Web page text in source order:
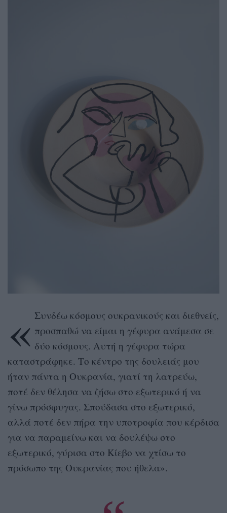
« Συνδέω κόσμους ουκρανικούς και διεθνείς,
προσπαθώ να είμαι η γέφυρα ανάμεσα σε
δύο κόσμους. Αυτή η γέφυρα τώρα
καταστράφηκε. Το κέντρο της δουλειάς μου
ήταν πάντα η Ουκρανία, γιατί τη λατρεύω,
ποτέ δεν θέλησα να ζήσω στο εξωτερικό ή να
γίνω πρόσφυγας. Σπούδασα στο εξωτερικό,
αλλά ποτέ δεν πήρα την υποτροφία που κέρδισα
για να παραμείνω και να δουλέψω στο
εξωτερικό, γύρισα στο Κίεβο να χτίσω το
πρόσωπο της Ουκρανίας που ήθελα».